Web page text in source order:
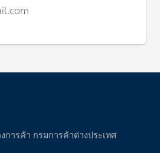
การค้า กรมการค้าต่างประเทศ